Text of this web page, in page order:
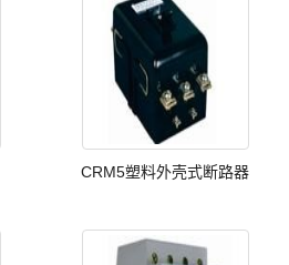
CRM5塑料外壳式断路器